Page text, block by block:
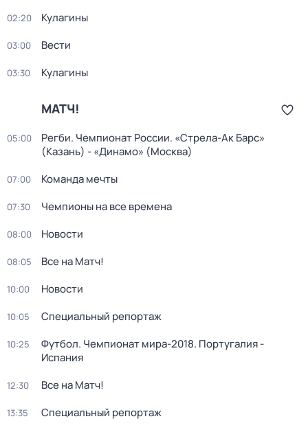
02:20 Кулагины
03:00 Вести
03:30 Кулагины
МАТЧ!
05:00
Регби. Чемпионат России. «Стрела-Ак Барс»
(Казань) - «Динамо» (Москва)
07:00 Команда мечты
07:30 Чемпионы на все времена
08:00 Новости
08:05 Все на Матч!
10:00 Новости
10:05 Специальный репортаж
10:25
Футбол. Чемпионат мира-2018. Португалия -
Испания
12:30 Все на Матч!
13:35 Специальный репортаж